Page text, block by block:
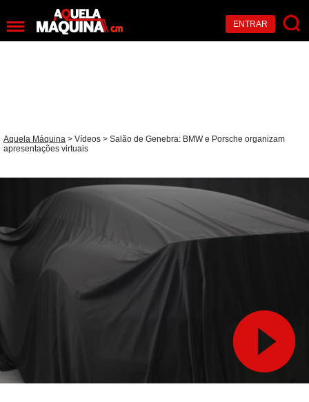
ENTRAR
Aquela Máquina > Vídeos > Salão de Genebra: BMW e Porsche organizam
apresentações virtuais